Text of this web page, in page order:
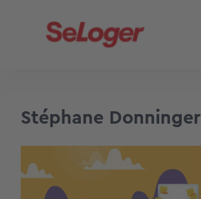
Stéphane Donninger